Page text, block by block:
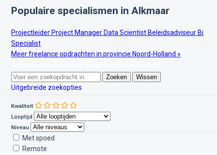
Populaire specialismen in Alkmaar
Projectleider Project Manager Data Scientist Beleidsadviseur Bi
Specialist
Meer freelance opdrachten in provincie Noord-Holland »
Zoeken Wissen
Uitgebreide zoekopties
Kwaliteit
Looptijd
Niveau
Met spoed
Remote